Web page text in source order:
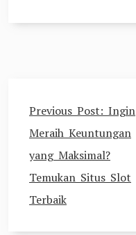
Post
navigation
Previous Post: Ingin
Meraih Keuntungan
yang Maksimal?
Temukan Situs Slot
Terbaik